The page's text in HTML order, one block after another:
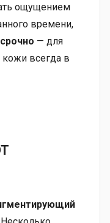
ощущением
времени,
— для
кожи всегда в